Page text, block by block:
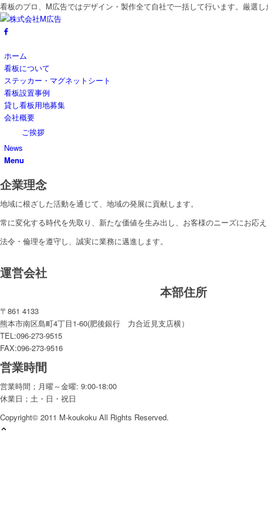
看板のプロ、M広告ではデザイン・製作全て自社で一括して行います。厳
ホーム
看板について
ステッカー・マグネットシート
看板設置事例
貸し看板用地募集
会社概要
ご挨拶
News
Menu
企業理念
地域に根ざした活動を通じて、地域の発展に貢献します。
常に変化する時代を先取り、新たな価値を生み出し、お客様のニーズにお応え
法令・倫理を遵守し、誠実に業務に邁進します。
運営会社
本部住所
〒861 4133
熊本市南区島町4丁目1-60(肥後銀行 力合近見支店横）
TEL:096-273-9515
FAX:096-273-9516
営業時間
営業時間；月曜～金曜: 9:00-18:00
休業日；土・日・祝日
Copyright© 2011 M-koukoku All Rights Reserved.